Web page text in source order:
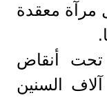
مرآة معقدة
تحت أنقاض
السنين